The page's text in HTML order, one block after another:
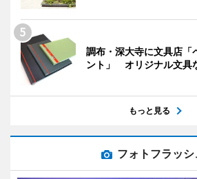
調布・深大寺に文具店「
ント」 オリジナル文具
もっと見る
フォトフラッシ